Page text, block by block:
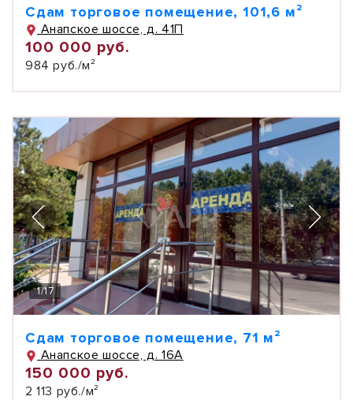
Сдам торговое помещение, 101,6 м²
Анапское шоссе, д. 41П
100 000 руб.
984 руб./м²
1/17
Сдам торговое помещение, 71 м²
Анапское шоссе, д. 16А
150 000 руб.
2 113 руб./м²